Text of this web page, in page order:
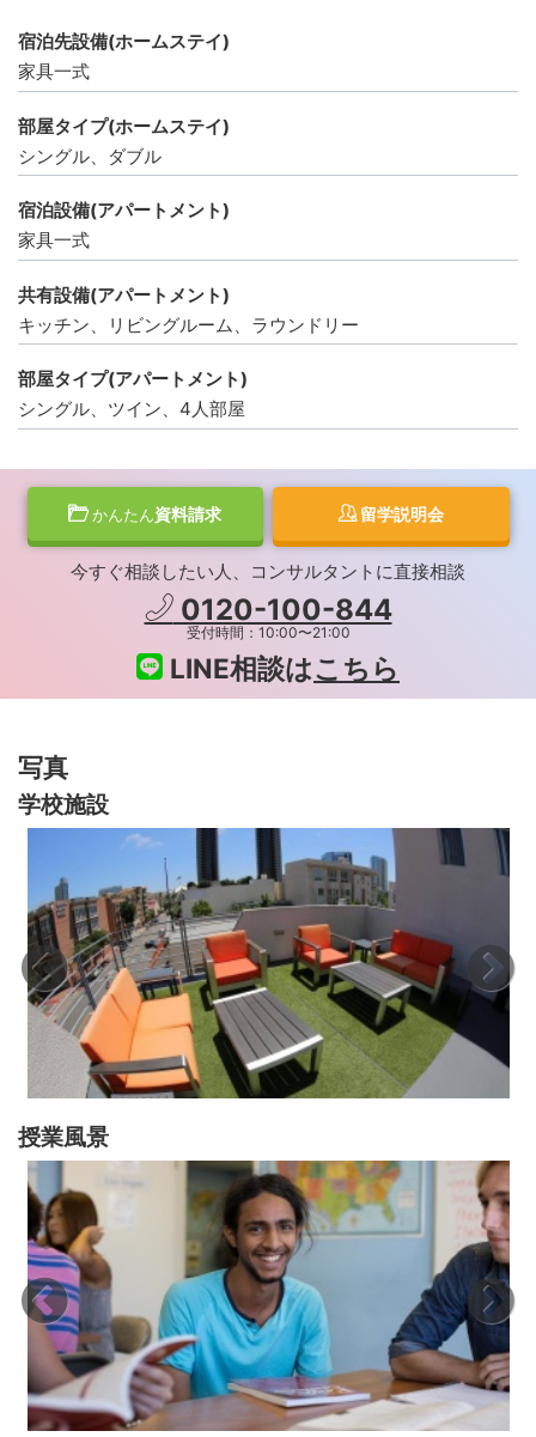
宿泊先設備(ホームステイ)
家具一式
部屋タイプ(ホームステイ)
シングル、ダブル
宿泊設備(アパートメント)
家具一式
共有設備(アパートメント)
キッチン、リビングルーム、ラウンドリー
部屋タイプ(アパートメント)
シングル、ツイン、4人部屋
かんたん資料請求 留学説明会
今すぐ相談したい人、コンサルタントに直接相談
0120-100-844
受付時間：10:00〜21:00
LINE相談はこちら
写真
学校施設
授業風景